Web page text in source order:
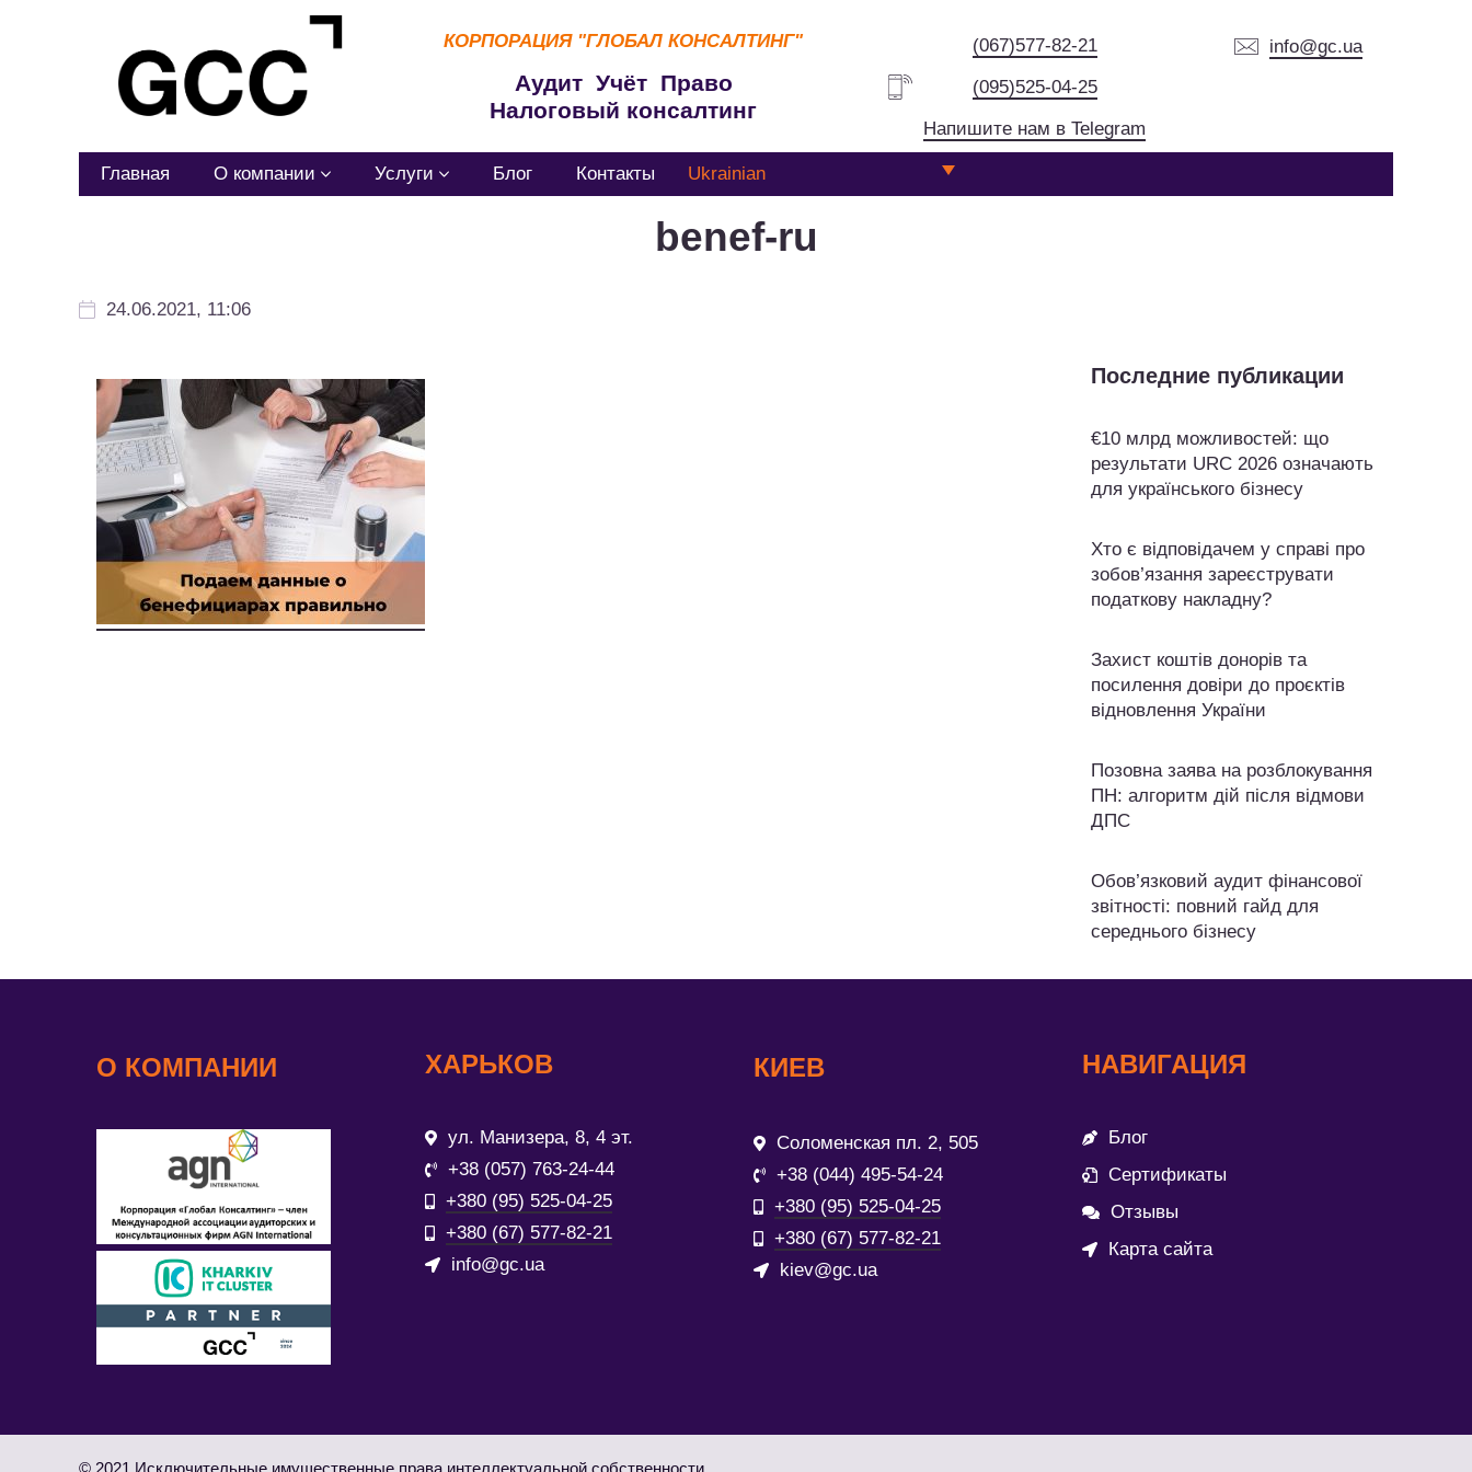
КОРПОРАЦИЯ "ГЛОБАЛ КОНСАЛТИНГ"
Аудит Учёт Право
Налоговый консалтинг
(067)577-82-21
(095)525-04-25
Напишите нам в Telegram
info@gc.ua
Главная О компании Услуги Блог Контакты Ukrainian
benef-ru
24.06.2021, 11:06
Последние публикации
€10 млрд можливостей: що
результати URC 2026 означають
для українського бізнесу
Хто є відповідачем у справі про
зобов’язання зареєструвати
податкову накладну?
Захист коштів донорів та
посилення довіри до проєктів
відновлення України
Позовна заява на розблокування
ПН: алгоритм дій після відмови
ДПС
Обов’язковий аудит фінансової
звітності: повний гайд для
середнього бізнесу
О КОМПАНИИ ХАРЬКОВ
ул. Манизера, 8, 4 эт.
+38 (057) 763-24-44
+380 (95) 525-04-25
+380 (67) 577-82-21
info@gc.ua
КИЕВ
Соломенская пл. 2, 505
+38 (044) 495-54-24
+380 (95) 525-04-25
+380 (67) 577-82-21
kiev@gc.ua
НАВИГАЦИЯ
Блог
Сертификаты
Отзывы
Карта сайта